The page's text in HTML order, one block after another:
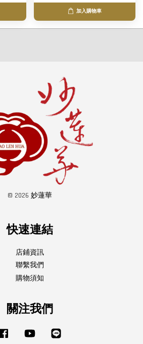
加入購物車
© 2026 妙蓮華
快速連結
店鋪資訊
聯繫我們
購物須知
關注我們
Facebook YouTube